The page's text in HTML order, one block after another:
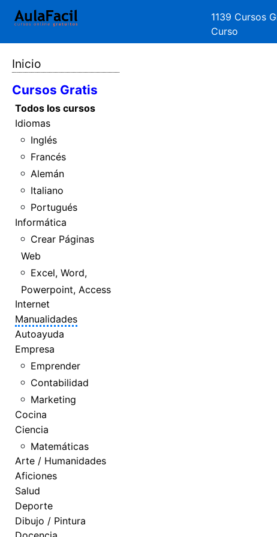
1139 Cursos
Curso
Inicio
Cursos Gratis
Todos los cursos
Idiomas
Inglés
Francés
Alemán
Italiano
Portugués
Informática
Crear Páginas
Web
Excel, Word,
Powerpoint, Access
Internet
Manualidades
Autoayuda
Empresa
Emprender
Contabilidad
Marketing
Cocina
Ciencia
Matemáticas
Arte / Humanidades
Aficiones
Salud
Deporte
Dibujo / Pintura